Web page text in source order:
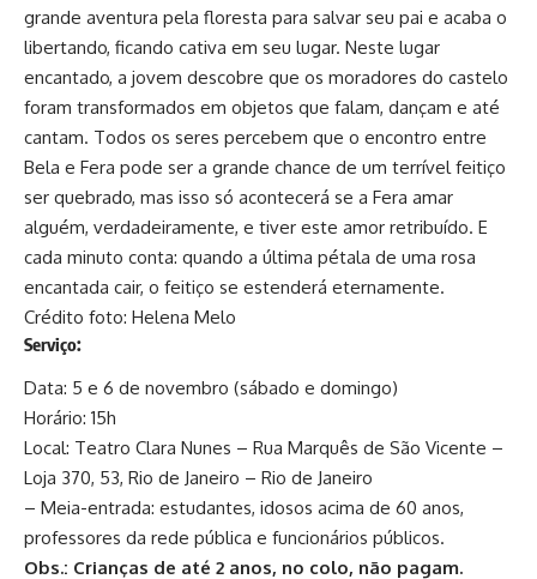
grande aventura pela floresta para salvar seu pai e acaba o
libertando, ficando cativa em seu lugar. Neste lugar
encantado, a jovem descobre que os moradores do castelo
foram transformados em objetos que falam, dançam e até
cantam. Todos os seres percebem que o encontro entre
Bela e Fera pode ser a grande chance de um terrível feitiço
ser quebrado, mas isso só acontecerá se a Fera amar
alguém, verdadeiramente, e tiver este amor retribuído. E
cada minuto conta: quando a última pétala de uma rosa
encantada cair, o feitiço se estenderá eternamente.
Crédito foto: Helena Melo
Serviço:
Data: 5 e 6 de novembro (sábado e domingo)
Horário: 15h
Local: Teatro Clara Nunes – Rua Marquês de São Vicente –
Loja 370, 53, Rio de Janeiro – Rio de Janeiro
– Meia-entrada: estudantes, idosos acima de 60 anos,
professores da rede pública e funcionários públicos.
Obs.: Crianças de até 2 anos, no colo, não pagam.